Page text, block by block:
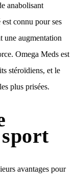
anabolisant
connu pour ses
une augmentation
Omega Meds est
stéroïdiens, et le
plus prisées.
avantages pour